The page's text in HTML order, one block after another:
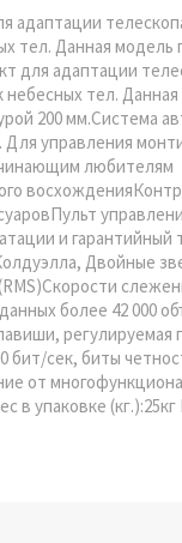
адаптации
тел. Данная модель
для адаптации
небесных тел.
200 мм.Система
Для управления
любителям
и гарантийный
Двойные
более 42 000
регулируемая
бит/сек, биты
от
упаковке (кг.):25кг